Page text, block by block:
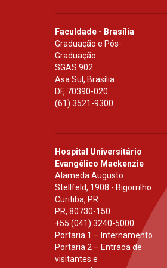
Faculdade - Brasília
Graduação e Pós-
Graduação
SGAS 902
Asa Sul, Brasília
DF, 70390-020
(61) 3521-9300
Hospital Universitário
Evangélico Mackenzie
Alameda Augusto
Stellfeld, 1908 - Bigorrilho
Curitiba, PR
PR, 80730-150
+55 (041) 3240-5000
Portaria 1 – Internamento
Portaria 2 – Entrada de
visitantes e